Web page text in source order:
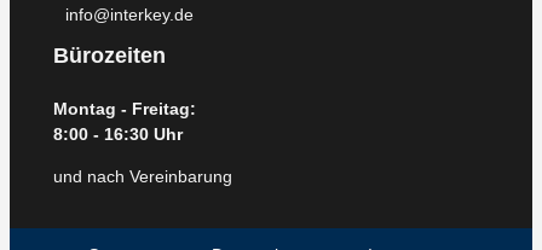
info@interkey.de
Bürozeiten
Montag - Freitag:
8:00 - 16:30 Uhr
und nach Vereinbarung